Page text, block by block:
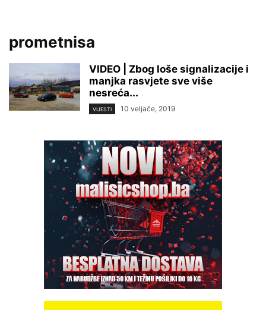
prometnisa
VIDEO | Zbog loše signalizacije i
manjka rasvjete sve više
nesreća...
VIJESTI 10 veljače, 2019